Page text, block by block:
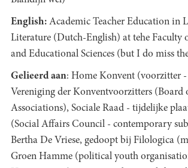
English: Academic Teacher Education in
Literature (Dutch-English) at tehe Faculty
and Educational Sciences (but I do miss
Gelieerd aan: Home Konvent (voorzitter
Vereniging der Konventvoorzitters (Board
Associations), Sociale Raad - tijdelijke
(Social Affairs Council - contemporary
Bertha De Vriese, gedoopt bij Filologica
Groen Hamme (political youth